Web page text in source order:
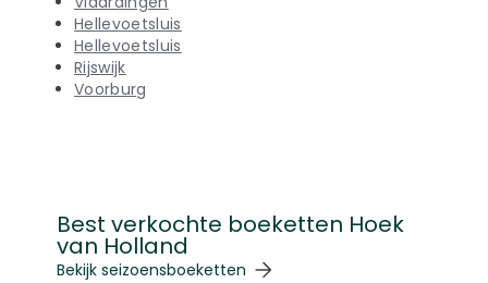
Hellevoetsluis
Hellevoetsluis
Rijswijk
Voorburg
Best verkochte boeketten Hoek
van Holland
Navigeren door de elementen van de carrousel is
Druk om carrousel over te slaan
Bekijk seizoensboeketten